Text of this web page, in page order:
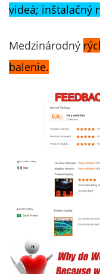
videá; inštalačný
Medzinárodný
balenie.